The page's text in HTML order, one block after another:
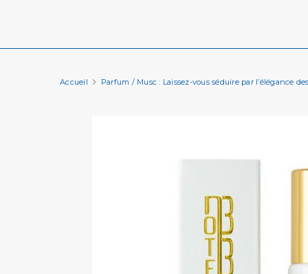
Accueil Parfum / Musc : Laissez-vous séduire par l’élégance